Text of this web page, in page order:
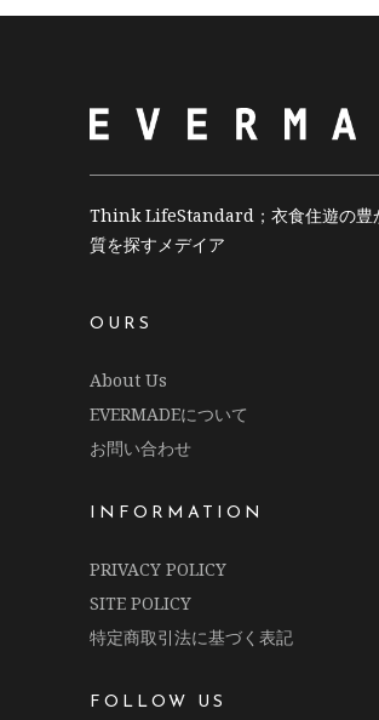
Think LifeStandard；衣食住遊の豊
質を探すメデイア
OURS
About Us
EVERMADEについて
お問い合わせ
INFORMATION
PRIVACY POLICY
SITE POLICY
特定商取引法に基づく表記
FOLLOW US